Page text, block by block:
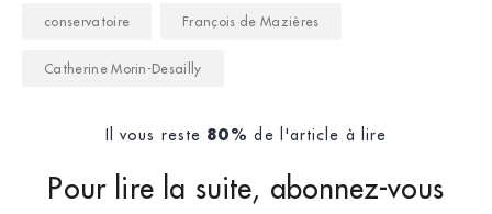
conservatoire François de Mazières
Catherine Morin-Desailly
Il vous reste 80% de l'article à lire
Pour lire la suite, abonnez-vous